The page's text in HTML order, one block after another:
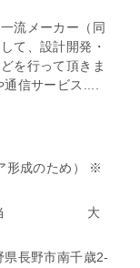
流メーカー（同
て、設計開発・
を行って頂きま
信サービス....
形成のため） ※
律手当 大
長野市南千歳2-